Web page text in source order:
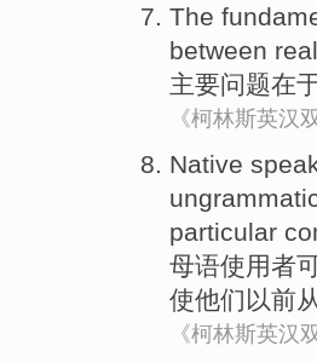
The
between
主要问题在
《柯林斯英汉
Native
particular
母语使用者
使他们 以前从
《柯林斯英汉